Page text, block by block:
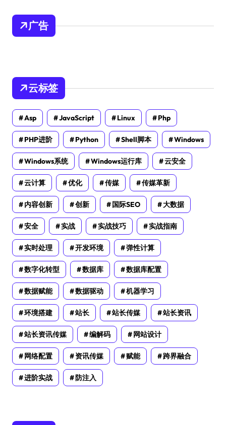
广告
云标签
Asp JavaScript Linux Php
PHP进阶 Python Shell脚本 Windows
Windows系统 Windows运行库 云安全
云计算 优化 传媒 传媒革新
内容创新 创新 国际SEO 大数据
安全 实战 实战技巧 实战指南
实时处理 开发环境 弹性计算
数字化转型 数据库 数据库配置
数据赋能 数据驱动 机器学习
环境搭建 站长 站长传媒 站长资讯
站长资讯传媒 编解码 网站设计
网络配置 资讯传媒 赋能 跨界融合
进阶实战 防注入